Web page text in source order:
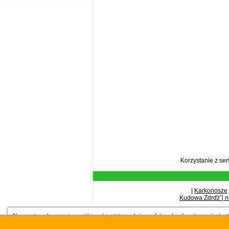
Korzystanie z
Karkonosze
Kudowa Zdrďż˝j
Na stronie wykorzystujemypliki cookies(ciasteczka), zgodnie z aktualnymi